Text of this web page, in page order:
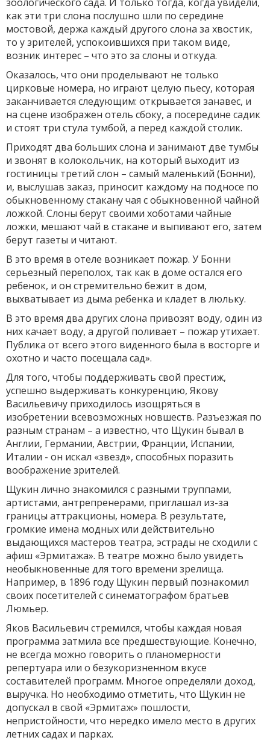
как эти три слона послушно шли по середине
мостовой, держа каждый другого слона за хвостик,
то у зрителей, успокоившихся при таком виде,
возник интерес – что это за слоны и откуда.
Оказалось, что они проделывают не только
цирковые номера, но играют целую пьесу, которая
заканчивается следующим: открывается занавес, и
на сцене изображен отель сбоку, а посередине садик
и стоят три стула тумбой, а перед каждой столик.
Приходят два больших слона и занимают две тумбы
и звонят в колокольчик, на который выходит из
гостиницы третий слон – самый маленький (Бонни),
и, выслушав заказ, приносит каждому на подносе по
обыкновенному стакану чая с обыкновенной чайной
ложкой. Слоны берут своими хоботами чайные
ложки, мешают чай в стакане и выпивают его, затем
берут газеты и читают.
В это время в отеле возникает пожар. У Бонни
серьезный переполох, так как в доме остался его
ребенок, и он стремительно бежит в дом,
выхватывает из дыма ребенка и кладет в люльку.
В это время два других слона привозят воду, один из
них качает воду, а другой поливает – пожар утихает.
Публика от всего этого виденного была в восторге и
охотно и часто посещала сад».
Для того, чтобы поддерживать свой престиж,
успешно выдерживать конкуренцию, Якову
Васильевичу приходилось изощряться в
изобретении всевозможных новшеств. Разъезжая по
разным странам – а известно, что Щукин бывал в
Англии, Германии, Австрии, Франции, Испании,
Италии - он искал «звезд», способных поразить
воображение зрителей.
Щукин лично знакомился с разными труппами,
артистами, антрепренерами, приглашал из-за
границы аттракционы, номера. В результате,
громкие имена модных или действительно
выдающихся мастеров театра, эстрады не сходили с
афиш «Эрмитажа». В театре можно было увидеть
необыкновенные для того времени зрелища.
Например, в 1896 году Щукин первый познакомил
своих посетителей с синематографом братьев
Люмьер.
Яков Васильевич стремился, чтобы каждая новая
программа затмила все предшествующие. Конечно,
не всегда можно говорить о планомерности
репертуара или о безукоризненном вкусе
составителей программ. Многое определяли доход,
выручка. Но необходимо отметить, что Щукин не
допускал в свой «Эрмитаж» пошлости,
непристойности, что нередко имело место в других
летних садах и парках.